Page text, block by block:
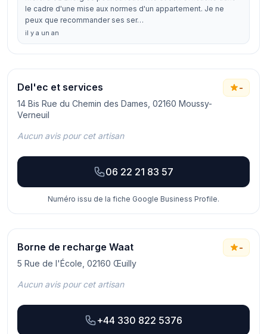
le cadre d'une mise aux normes d'un appartement. Je ne
peux que recommander ses ser…
il y a un an
Del'ec et services
14 Bis Rue du Chemin des Dames, 02160 Moussy-
Verneuil
-
Aucun avis pour cet artisan
06 22 21 83 57
Numéro issu de la fiche Google Business Profile.
Borne de recharge Waat
5 Rue de l'École, 02160 Œuilly
-
Aucun avis pour cet artisan
+44 330 822 5376